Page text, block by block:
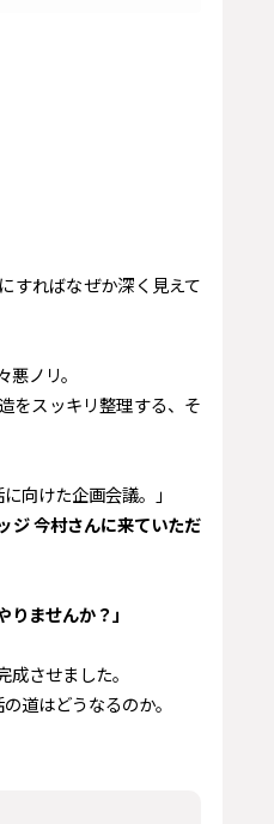
すればなぜか深く見えて
ノリ。
をスッキリ整理する、そ
向けた企画会議。」
ジ 今村さんに来ていただ
ませんか？」
させました。
道はどうなるのか。